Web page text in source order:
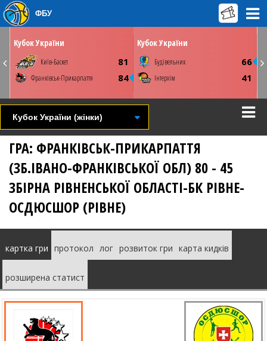
01 березня
Youtube
СТАТИСТИКАНОВИНАФОТО
Кубок України
Київ-Баскет 81
Франківськ-Прикарпаття 84
02 березня
СТАТИСТИКА
Кубок України
Будівельник 66
Інтерхім 41
ФБУ
Кубок України (жінки)
ГРА: ФРАНКІВСЬК-ПРИКАРПАТТЯ
(ЗБ.ІВАНО-ФРАНКІВСЬКОЇ ОБЛ) 80 - 45
ЗБІРНА РІВНЕНСЬКОЇ ОБЛАСТІ-БК РІВНЕ-
ОСДЮСШОР (РІВНЕ)
картка гри протокол лог розвиток гри карта кидків
розширена статист